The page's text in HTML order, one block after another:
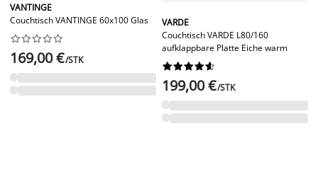
VANTINGE
Couchtisch VANTINGE 60x100 Glas






169,00 €/STK
VARDE
Couchtisch VARDE L80/160
aufklappbare Platte Eiche warm






199,00 €/STK